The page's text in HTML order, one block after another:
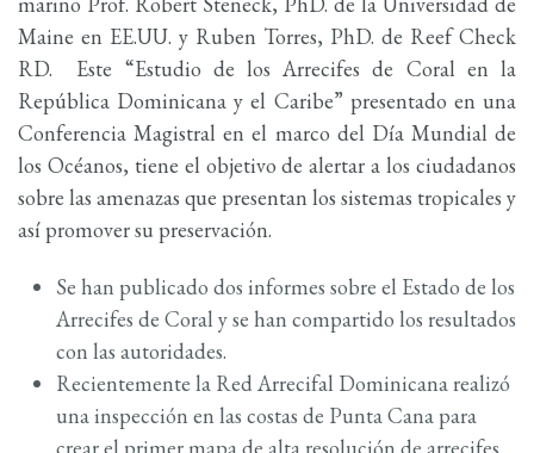
Maine en EE.UU. y Ruben Torres, PhD. de Reef Check
RD. Este “Estudio de los Arrecifes de Coral en la
República Dominicana y el Caribe” presentado en una
Conferencia Magistral en el marco del Día Mundial de
los Océanos, tiene el objetivo de alertar a los ciudadanos
sobre las amenazas que presentan los sistemas tropicales y
así promover su preservación.
Se han publicado dos informes sobre el Estado de los
Arrecifes de Coral y se han compartido los resultados
con las autoridades.
Recientemente la Red Arrecifal Dominicana realizó
una inspección en las costas de Punta Cana para